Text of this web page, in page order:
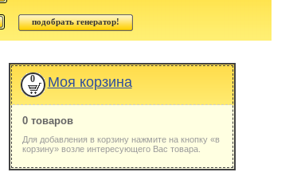
0 Моя корзина
0 товаров
Для добавления в корзину нажмите на кнопку «в
корзину» возле интересующего Вас товара.